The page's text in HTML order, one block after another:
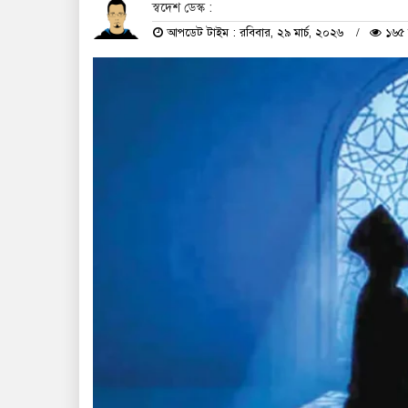
স্বদেশ ডেস্ক :
আপডেট টাইম : রবিবার, ২৯ মার্চ, ২০২৬ ১৬৫